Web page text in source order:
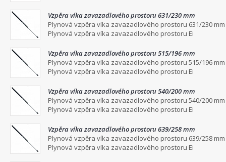
Vzpěra víka zavazadlového prostoru 631/230 mm
Plynová vzpěra víka zavazadlového prostoru 631/230 mm
Plynová vzpěra víka zavazadlového prostoru Ei
Vzpěra víka zavazadlového prostoru 515/196 mm
Plynová vzpěra víka zavazadlového prostoru 515/196 mm
Plynová vzpěra víka zavazadlového prostoru Ei
Vzpěra víka zavazadlového prostoru 540/200 mm
Plynová vzpěra víka zavazadlového prostoru 540/200 mm
Plynová vzpěra víka zavazadlového prostoru Ei
Vzpěra víka zavazadlového prostoru 639/258 mm
Plynová vzpěra víka zavazadlového prostoru 639/258 mm
Plynová vzpěra víka zavazadlového prostoru Ei